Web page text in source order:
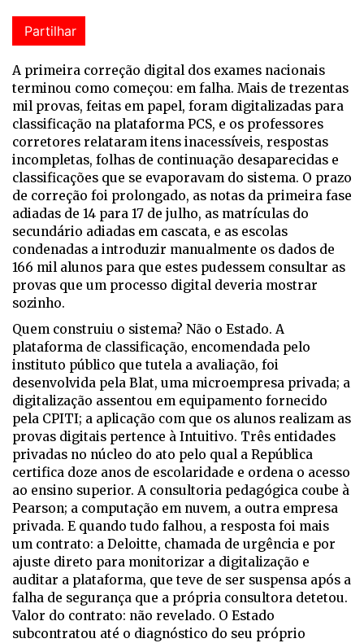
Partilhar
A primeira correção digital dos exames nacionais
terminou como começou: em falha. Mais de trezentas
mil provas, feitas em papel, foram digitalizadas para
classificação na plataforma PCS, e os professores
corretores relataram itens inacessíveis, respostas
incompletas, folhas de continuação desaparecidas e
classificações que se evaporavam do sistema. O prazo
de correção foi prolongado, as notas da primeira fase
adiadas de 14 para 17 de julho, as matrículas do
secundário adiadas em cascata, e as escolas
condenadas a introduzir manualmente os dados de
166 mil alunos para que estes pudessem consultar as
provas que um processo digital deveria mostrar
sozinho.
Quem construiu o sistema? Não o Estado. A
plataforma de classificação, encomendada pelo
instituto público que tutela a avaliação, foi
desenvolvida pela Blat, uma microempresa privada; a
digitalização assentou em equipamento fornecido
pela CPITI; a aplicação com que os alunos realizam as
provas digitais pertence à Intuitivo. Três entidades
privadas no núcleo do ato pelo qual a República
certifica doze anos de escolaridade e ordena o acesso
ao ensino superior. A consultoria pedagógica coube à
Pearson; a computação em nuvem, a outra empresa
privada. E quando tudo falhou, a resposta foi mais
um contrato: a Deloitte, chamada de urgência e por
ajuste direto para monitorizar a digitalização e
auditar a plataforma, que teve de ser suspensa após a
falha de segurança que a própria consultora detetou.
Valor do contrato: não revelado. O Estado
subcontratou até o diagnóstico do seu próprio